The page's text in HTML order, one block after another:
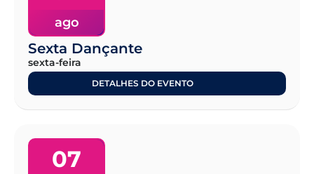
ago
Sexta Dançante
sexta-feira
DETALHES DO EVENTO
07